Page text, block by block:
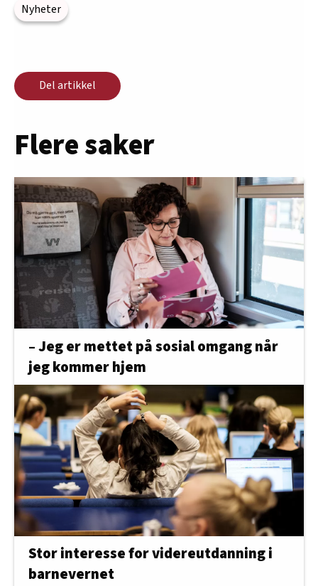
Nyheter
Del artikkel
Flere saker
– Jeg er mettet på sosial omgang når
jeg kommer hjem
Stor interesse for videreutdanning i
barnevernet